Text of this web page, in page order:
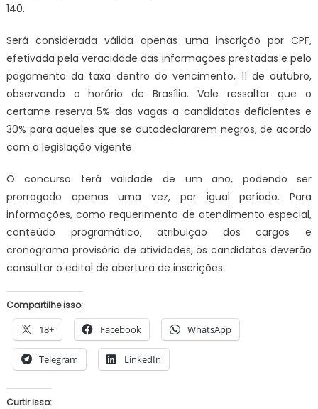
140.
Será considerada válida apenas uma inscrição por CPF,
efetivada pela veracidade das informações prestadas e pelo
pagamento da taxa dentro do vencimento, 11 de outubro,
observando o horário de Brasília. Vale ressaltar que o
certame reserva 5% das vagas a candidatos deficientes e
30% para aqueles que se autodeclararem negros, de acordo
com a legislação vigente.
O concurso terá validade de um ano, podendo ser
prorrogado apenas uma vez, por igual período. Para
informações, como requerimento de atendimento especial,
conteúdo programático, atribuição dos cargos e
cronograma provisório de atividades, os candidatos deverão
consultar o edital de abertura de inscrições.
Compartilhe isso:
18+ Facebook WhatsApp
Telegram LinkedIn
Curtir isso: